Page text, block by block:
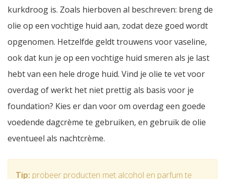
kurkdroog is. Zoals hierboven al beschreven: breng de
olie op een vochtige huid aan, zodat deze goed wordt
opgenomen. Hetzelfde geldt trouwens voor vaseline,
ook dat kun je op een vochtige huid smeren als je last
hebt van een hele droge huid. Vind je olie te vet voor
overdag of werkt het niet prettig als basis voor je
foundation? Kies er dan voor om overdag een goede
voedende dagcrème te gebruiken, en gebruik de olie
eventueel als nachtcrème.
Tip: probeer producten met alcohol en parfum te